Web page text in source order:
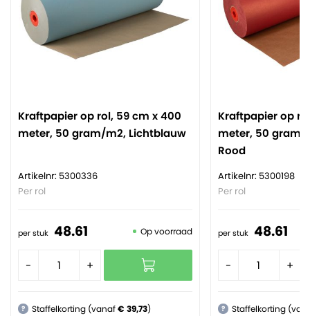
Kraftpapier op rol, 59 cm x 400
meter, 50 gram/m2, Lichtblauw
Artikelnr: 5300336
Per rol
per stuk 48.61 Op voorraad
- +
? Staffelkorting (vanaf€ 39,73)
Kraftpapier op
meter, 50 gram/
Rood
Artikelnr: 5300198
Per rol
per stuk 48.61
- +
?
Staffelkorting